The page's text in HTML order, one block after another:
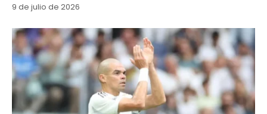
9 de julio de 2026